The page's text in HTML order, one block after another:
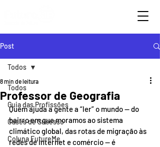
Post
Todos
Guia das Profissões
Cases de Sucesso
Coluna FutureMe
Todos
Professor de Geografia
8 min de leitura
Quem ajuda a gente a “ler” o mundo — do
bairro em que moramos ao sistema
climático global, das rotas de migração às
redes de internet e comércio — é